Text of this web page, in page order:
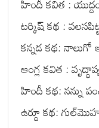
టర్కిష్ కథ :
కన్నడ కథ:
ఆంగ్ల కవిత :
హిందీ కథ: నన్ను
ఉర్దూ కథ: